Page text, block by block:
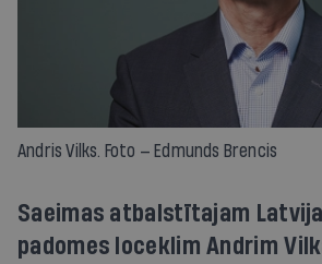
Andris Vilks. Foto — Edmunds Brencis
Saeimas atbalstītajam
padomes loceklim Andrim